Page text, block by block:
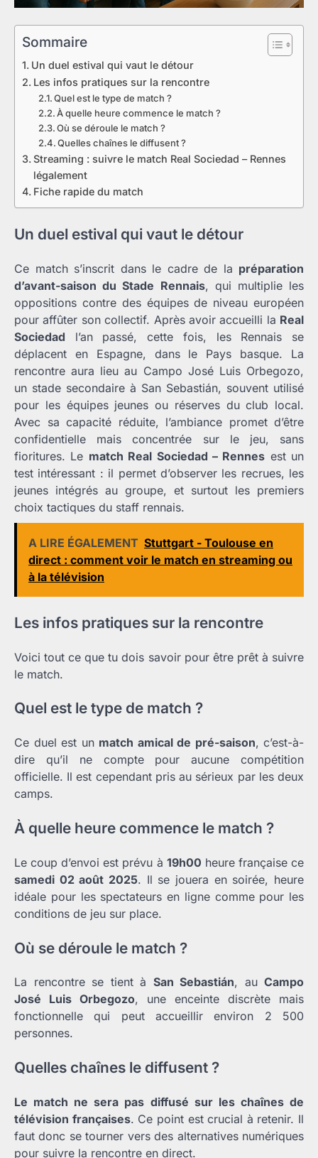
Sommaire
Un duel estival qui vaut le détour
Les infos pratiques sur la rencontre
Quel est le type de match ?
À quelle heure commence le match ?
Où se déroule le match ?
Quelles chaînes le diffusent ?
Streaming : suivre le match Real Sociedad – Rennes
légalement
Fiche rapide du match
Un duel estival qui vaut le détour
Ce match s’inscrit dans le cadre de la préparation
d’avant-saison du Stade Rennais, qui multiplie les
oppositions contre des équipes de niveau européen
pour affûter son collectif. Après avoir accueilli la Real
Sociedad l’an passé, cette fois, les Rennais se
déplacent en Espagne, dans le Pays basque. La
rencontre aura lieu au Campo José Luis Orbegozo,
un stade secondaire à San Sebastián, souvent utilisé
pour les équipes jeunes ou réserves du club local.
Avec sa capacité réduite, l’ambiance promet d’être
confidentielle mais concentrée sur le jeu, sans
fioritures. Le match Real Sociedad – Rennes est un
test intéressant : il permet d’observer les recrues, les
jeunes intégrés au groupe, et surtout les premiers
choix tactiques du staff rennais.
A LIRE ÉGALEMENT Stuttgart - Toulouse en
direct : comment voir le match en streaming ou
à la télévision
Les infos pratiques sur la rencontre
Voici tout ce que tu dois savoir pour être prêt à suivre
le match.
Quel est le type de match ?
Ce duel est un match amical de pré-saison, c’est-à-
dire qu’il ne compte pour aucune compétition
officielle. Il est cependant pris au sérieux par les deux
camps.
À quelle heure commence le match ?
Le coup d’envoi est prévu à 19h00 heure française ce
samedi 02 août 2025. Il se jouera en soirée, heure
idéale pour les spectateurs en ligne comme pour les
conditions de jeu sur place.
Où se déroule le match ?
La rencontre se tient à San Sebastián, au Campo
José Luis Orbegozo, une enceinte discrète mais
fonctionnelle qui peut accueillir environ 2 500
personnes.
Quelles chaînes le diffusent ?
Le match ne sera pas diffusé sur les chaînes de
télévision françaises. Ce point est crucial à retenir. Il
faut donc se tourner vers des alternatives numériques
pour suivre la rencontre en direct.